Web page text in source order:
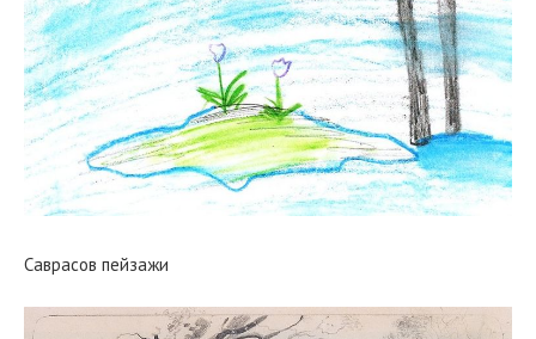
Саврасов пейзажи